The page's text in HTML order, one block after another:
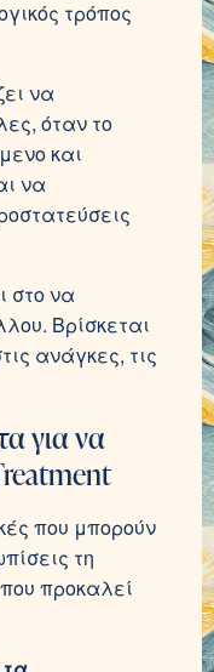
τρόπος
να
όταν το
και
να
στο να
Βρίσκεται
ανάγκες, τις
για να
που μπορούν
τη
προκαλεί